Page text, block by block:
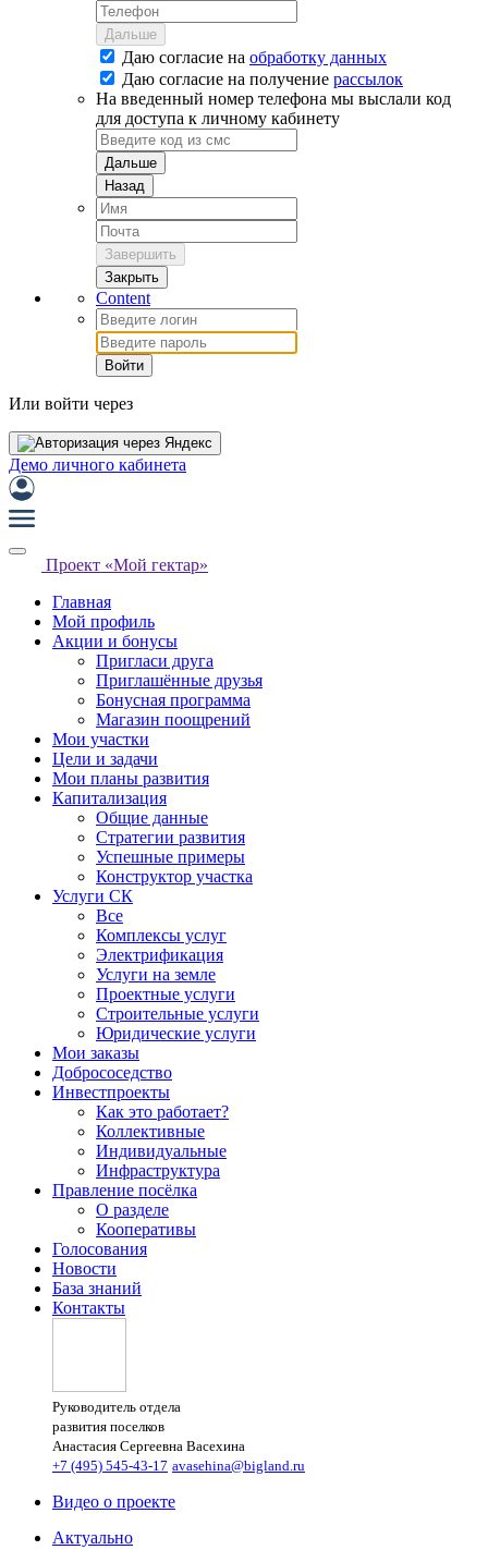
Дальше
Даю согласие на обработку данных
Даю согласие на получение рассылок
На введенный номер телефона мы выслали код
для доступа к личному кабинету
Дальше
Назад
Завершить
Закрыть
Content
Войти
Или войти через
Демо личного кабинета
Проект «Мой гектар»
Главная
Мой профиль
Акции и бонусы
Пригласи друга
Приглашённые друзья
Бонусная программа
Магазин поощрений
Мои участки
Цели и задачи
Мои планы развития
Капитализация
Общие данные
Стратегии развития
Успешные примеры
Конструктор участка
Услуги СК
Все
Комплексы услуг
Электрификация
Услуги на земле
Проектные услуги
Строительные услуги
Юридические услуги
Мои заказы
Добрососедство
Инвестпроекты
Как это работает?
Коллективные
Индивидуальные
Инфраструктура
Правление посёлка
О разделе
Кооперативы
Голосования
Новости
База знаний
Контакты
Руководитель отдела
развития поселков
Анастасия Сергеевна Васехина
+7 (495) 545-43-17 avasehina@bigland.ru
Видео о проекте
Актуально